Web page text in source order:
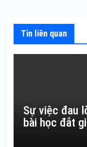
viết
Tin liên quan
Sự việc đau
bài học đắt